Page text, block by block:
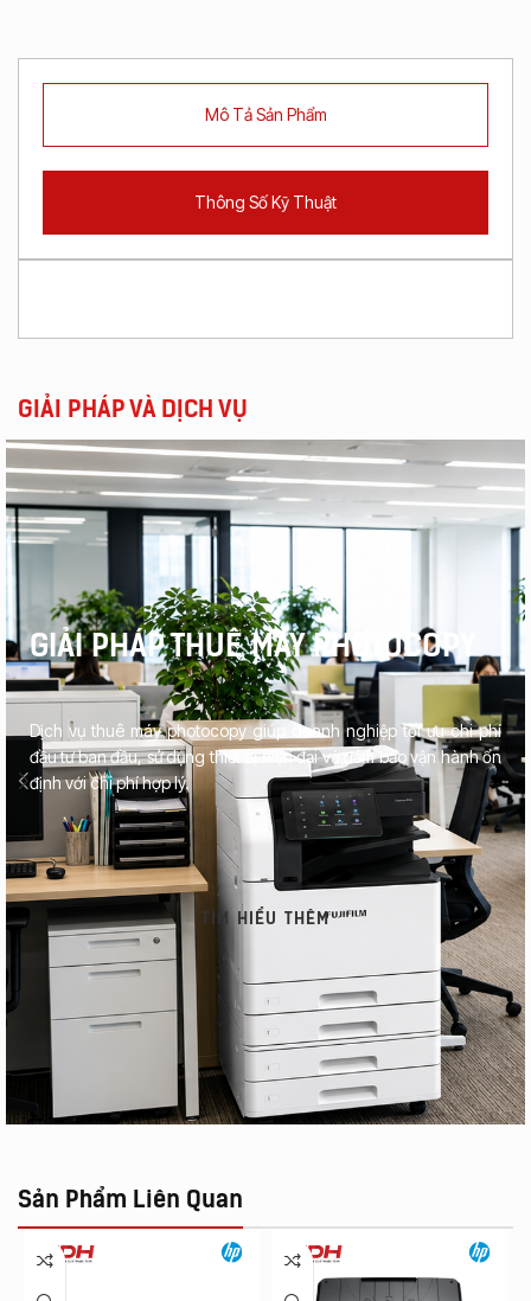
Mô Tả Sản Phẩm
Thông Số Kỹ Thuật
GIẢI PHÁP VÀ DỊCH VỤ
GIẢI PHÁP THUÊ MÁY PHOTOCOPY
Dịch vụ thuê máy photocopy giúp doanh nghiệp tối ưu chi phí
đầu tư ban đầu, sử dụng thiết bị hiện đại và đảm bảo vận hành ổn
định với chi phí hợp lý.
TÌM HIỂU THÊM
Sản Phẩm Liên Quan